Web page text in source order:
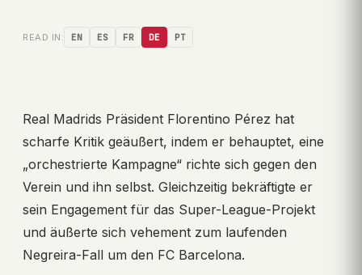
READ IN: EN ES FR DE PT
Real Madrids Präsident Florentino Pérez hat
scharfe Kritik geäußert, indem er behauptet, eine
„orchestrierte Kampagne“ richte sich gegen den
Verein und ihn selbst. Gleichzeitig bekräftigte er
sein Engagement für das Super-League-Projekt
und äußerte sich vehement zum laufenden
Negreira-Fall um den FC Barcelona.